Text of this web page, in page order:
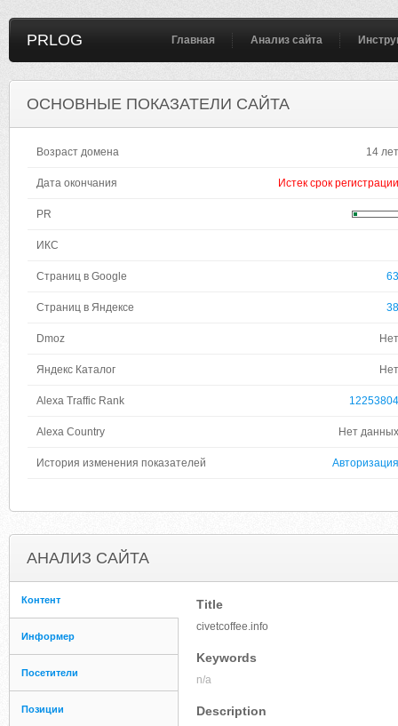
PRLOG Главная Анализ сайта
ОСНОВНЫЕ ПОКАЗАТЕЛИ САЙТА
Возраст домена 14 лет
Дата окончания Истек срок регистрации
PR
ИКС
Страниц в Google 63
Страниц в Яндексе 38
Dmoz Нет
Яндекс Каталог Нет
Alexa Traffic Rank 12253804
Alexa Country Нет данных
История изменения показателей Авторизация
АНАЛИЗ САЙТА
Контент
Информер
Посетители
Позиции
Title
civetcoffee.info
Keywords
n/a
Description